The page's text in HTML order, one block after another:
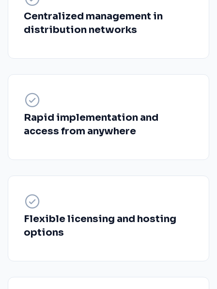
Centralized management in
distribution networks
Rapid implementation and
access from anywhere
Flexible licensing and hosting
options